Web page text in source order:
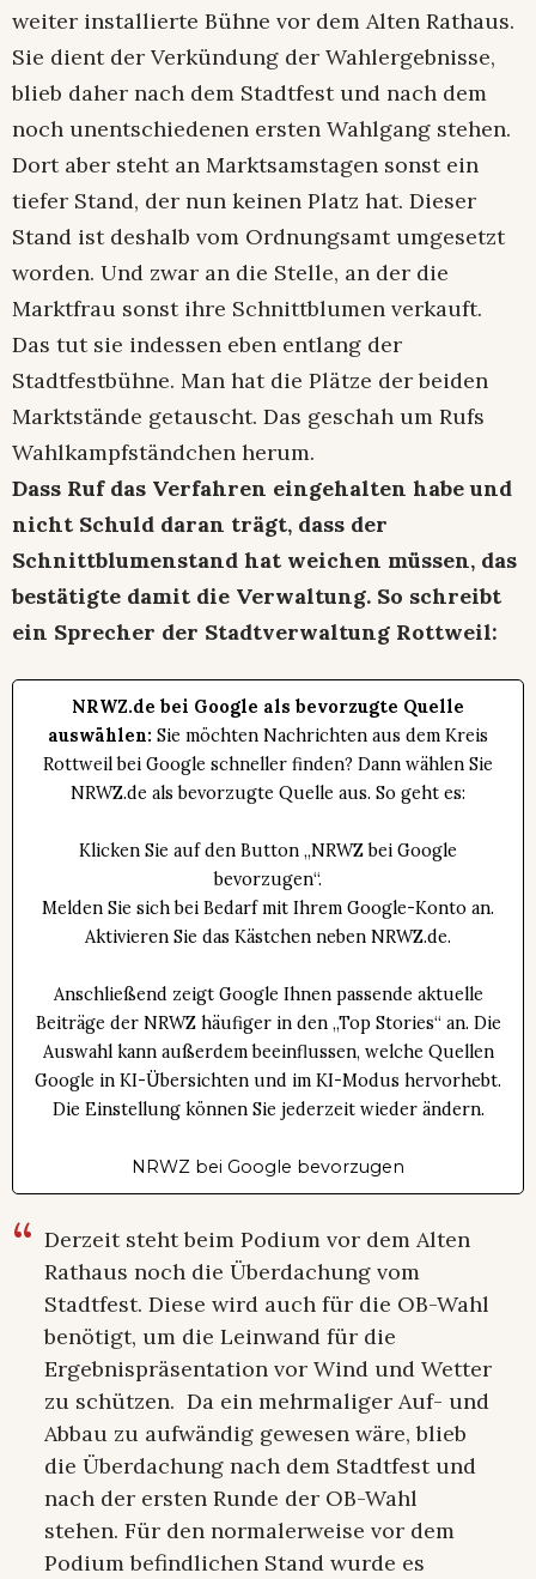
weiter installierte Bühne vor dem Alten Rathaus.
Sie dient der Verkündung der Wahlergebnisse,
blieb daher nach dem Stadtfest und nach dem
noch unentschiedenen ersten Wahlgang stehen.
Dort aber steht an Marktsamstagen sonst ein
tiefer Stand, der nun keinen Platz hat. Dieser
Stand ist deshalb vom Ordnungsamt umgesetzt
worden. Und zwar an die Stelle, an der die
Marktfrau sonst ihre Schnittblumen verkauft.
Das tut sie indessen eben entlang der
Stadtfestbühne. Man hat die Plätze der beiden
Marktstände getauscht. Das geschah um Rufs
Wahlkampfständchen herum.
Dass Ruf das Verfahren eingehalten habe und
nicht Schuld daran trägt, dass der
Schnittblumenstand hat weichen müssen, das
bestätigte damit die Verwaltung. So schreibt
ein Sprecher der Stadtverwaltung Rottweil:
NRWZ.de bei Google als bevorzugte Quelle
auswählen: Sie möchten Nachrichten aus dem Kreis
Rottweil bei Google schneller finden? Dann wählen Sie
NRWZ.de als bevorzugte Quelle aus. So geht es:
Klicken Sie auf den Button „NRWZ bei Google
bevorzugen“.
Melden Sie sich bei Bedarf mit Ihrem Google-Konto an.
Aktivieren Sie das Kästchen neben NRWZ.de.
Anschließend zeigt Google Ihnen passende aktuelle
Beiträge der NRWZ häufiger in den „Top Stories“ an. Die
Auswahl kann außerdem beeinflussen, welche Quellen
Google in KI-Übersichten und im KI-Modus hervorhebt.
Die Einstellung können Sie jederzeit wieder ändern.
NRWZ bei Google bevorzugen
Derzeit steht beim Podium vor dem Alten
Rathaus noch die Überdachung vom
Stadtfest. Diese wird auch für die OB-Wahl
benötigt, um die Leinwand für die
Ergebnispräsentation vor Wind und Wetter
zu schützen. Da ein mehrmaliger Auf- und
Abbau zu aufwändig gewesen wäre, blieb
die Überdachung nach dem Stadtfest und
nach der ersten Runde der OB-Wahl
stehen. Für den normalerweise vor dem
Podium befindlichen Stand wurde es